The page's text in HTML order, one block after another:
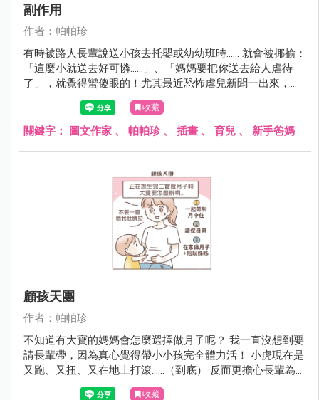
副作用
作者：帕帕珍
有時被路人長輩說送小孩去托嬰或幼幼班時...... 就會被揶揄：
「這麼小就送去好可憐......」、「媽媽要把你送去給人虐待
了」，就覺得蠻傻眼的！尤其最近恐怖虐兒新聞一出來，討
論度很高，大家就更關注相關從業人員其實保母的年齡斷層
很大，有六成都50歲以上......真的不難理解年輕人不想投入這
份行業。只能感謝小虎的保母讓我蠻放心的，真的薪資有
收藏
關鍵字： 圖文作家 、 帕帕珍、 插畫 、 育兒 、 新手爸媽
顧孩天團
作者：帕帕珍
不知道有大寶的媽媽會怎麼選擇做月子呢？ 我一直沒想到要
請長輩帶，因為真心覺得帶小小孩完全體力活！ 小虎現在是
又跑、又扭、又在地上打滾......（到底） 反而更擔心長輩為了
追小孩、抱小孩扭到腰還是跌倒之類～
收藏